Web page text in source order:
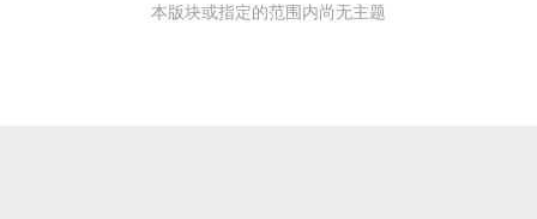
本版块或指定的范围内尚无主题